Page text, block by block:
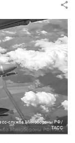
служба Минобороны РФ/
ТАСС